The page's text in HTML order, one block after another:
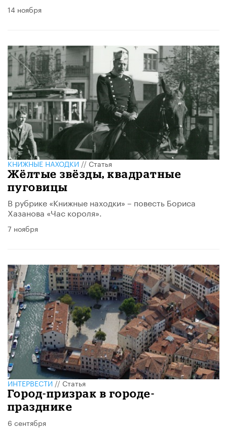
14 ноября
КНИЖНЫЕ НАХОДКИ//Статья
Жёлтые звёзды, квадратные
пуговицы
В рубрике «Книжные находки» – повесть Бориса
Хазанова «Час короля».
7 ноября
ИНТЕРВЕСТИ//Статья
Город-призрак в городе-
празднике
6 сентября